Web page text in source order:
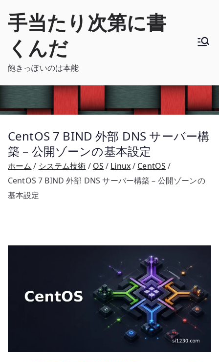
手当たり次第に書
くんだ
飽きっぽいのは本能
CentOS 7 BIND 外部 DNS サーバー構
築 – 公開ゾーンの基本設定
ホーム システム技術 OS Linux
CentOS
CentOS 7 BIND 外部 DNS サーバー構築 – 公開ゾーンの
基本設定